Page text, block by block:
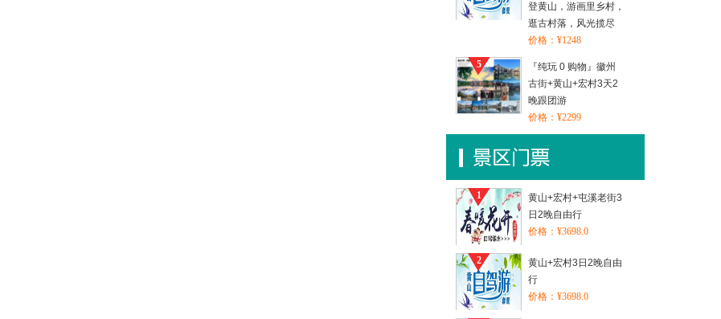
登黄山，游画里乡村，
逛古村落，风光揽尽
价格：¥1248
5
『纯玩 0 购物』徽州
古街+黄山+宏村3天2
晚跟团游
价格：¥2299
1
黄山+宏村+屯溪老街3
日2晚自由行
价格：¥3698.0
2
黄山+宏村3日2晚自由
行
价格：¥3698.0